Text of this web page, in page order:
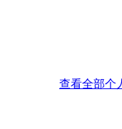
查看全部个